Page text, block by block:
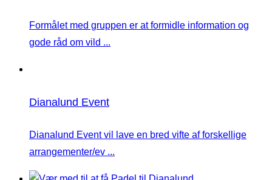
Formålet med gruppen er at formidle information og
gode råd om vild ...
Dianalund Event
Dianalund Event vil lave en bred vifte af forskellige
arrangementer/ev ...